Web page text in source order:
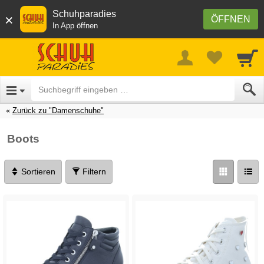
× ÖFFNEN
Schuhparadies
In App öffnen
Zurück zu "Damenschuhe"
Boots
Sortieren Filtern